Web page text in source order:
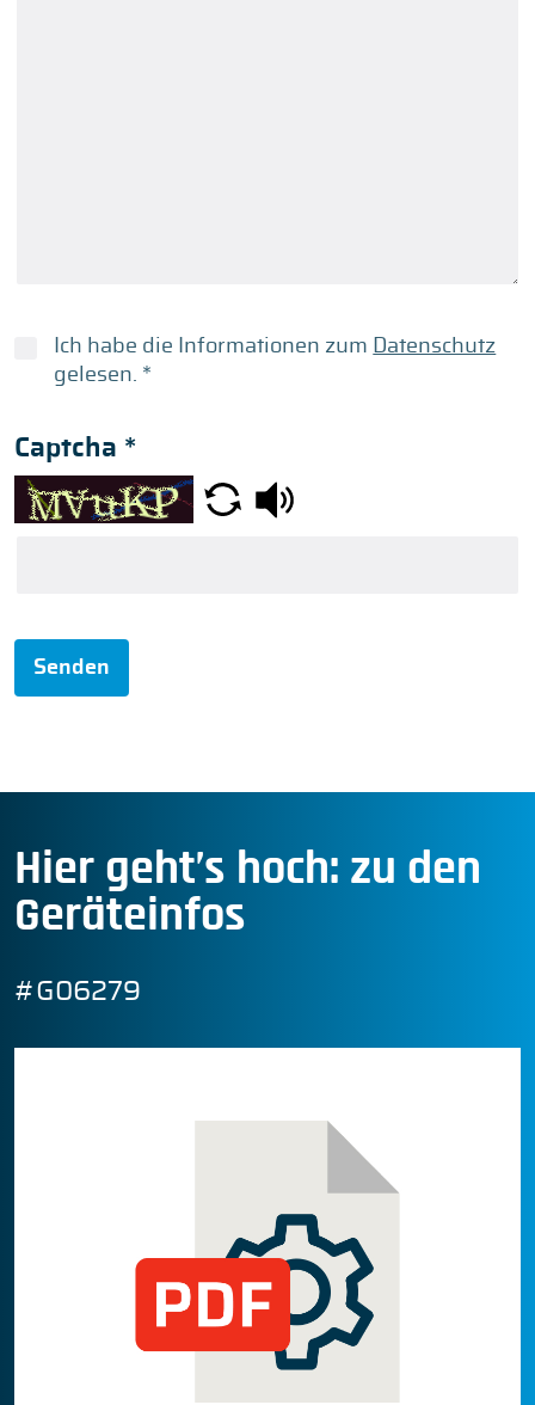
Ich habe die Informationen zum Datenschutz
gelesen. *
Captcha *
Senden
Hier geht’s hoch: zu den
Geräteinfos
#G06279